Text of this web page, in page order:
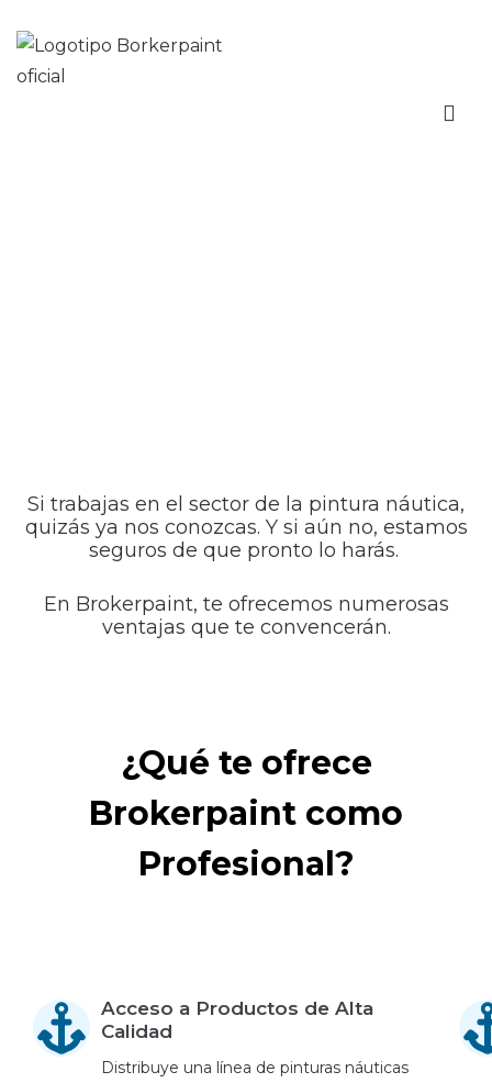
Si trabajas en el sector de la pintura náutica,
quizás ya nos conozcas. Y si aún no, estamos
seguros de que pronto lo harás.
En Brokerpaint, te ofrecemos numerosas
ventajas que te convencerán.
¿Qué te ofrece
Brokerpaint como
Profesional?
Acceso a Productos de Alta
Calidad
Distribuye una línea de pinturas náuticas